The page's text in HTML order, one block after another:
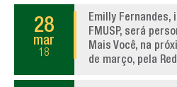
28
mar
18
Emilly Fernandes,
FMUSP, será
Mais Você, na
de março, pela